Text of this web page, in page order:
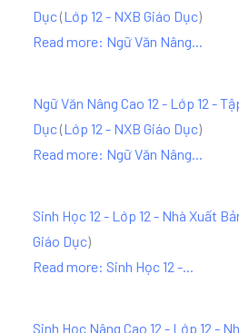
Dục(Lớp 12 - NXB Giáo Dục)
Read more: Ngữ Văn Nâng...
Ngữ Văn Nâng Cao 12 - Lớp 12 -
Dục(Lớp 12 - NXB Giáo Dục)
Read more: Ngữ Văn Nâng...
Sinh Học 12 - Lớp 12 - Nhà Xuất
Giáo Dục)
Read more: Sinh Học 12 -...
Sinh Học Nâng Cao 12 - Lớp 12 -